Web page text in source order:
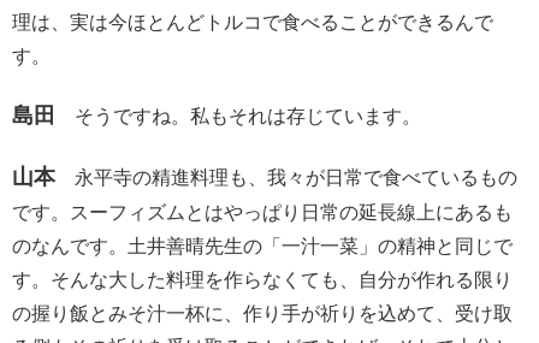
理は、実は今ほとんどトルコで食べることができるんで
す。
島田 そうですね。私もそれは存じています。
山本永平寺の精進料理も、我々が日常で食べているもの
です。スーフィズムとはやっぱり日常の延長線上にあるも
のなんです。土井善晴先生の「一汁一菜」の精神と同じで
す。そんな大した料理を作らなくても、自分が作れる限り
の握り飯とみそ汁一杯に、作り手が祈りを込めて、受け取